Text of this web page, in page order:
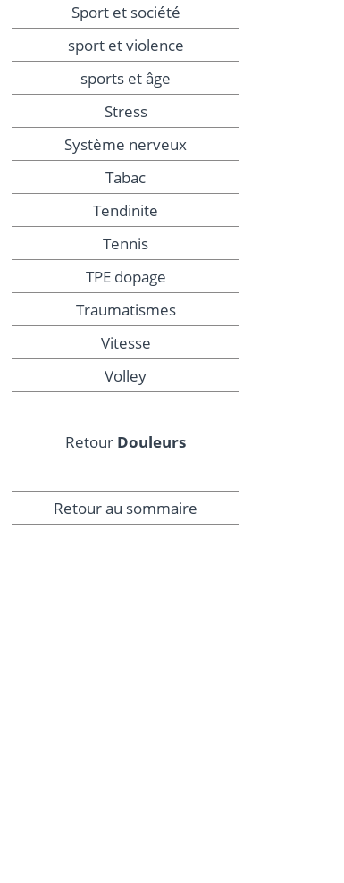
Sport et société
sport et violence
sports et âge
Stress
Système nerveux
Tabac
Tendinite
Tennis
TPE dopage
Traumatismes
Vitesse
Volley
Retour Douleurs
Retour au sommaire